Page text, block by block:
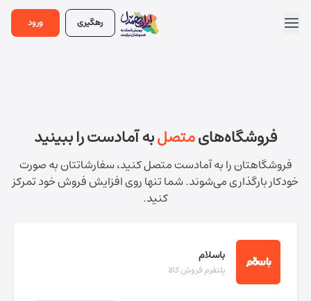
رهگیری ورود
فروشگاه‌هایمتصلبه آمادست را ببینید
فروشگاهتان را به آمادست متصل کنید، سفارشاتتان به صورت
خودکار بارگذاری می‌شوند.شما تنها روی افزایش فروش خود تمرکز
کنید.
باسلام
پلتفرم فروش کالا